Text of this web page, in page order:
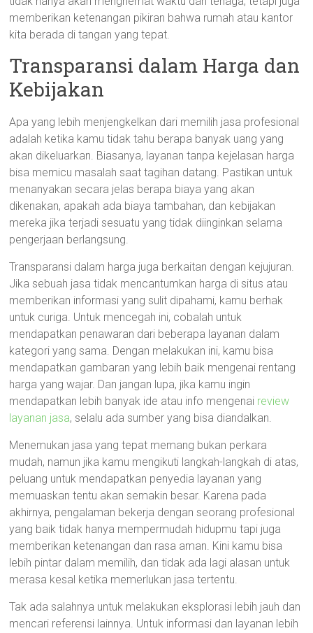
memberikan ketenangan pikiran bahwa rumah atau kantor
kita berada di tangan yang tepat.
Transparansi dalam Harga dan
Kebijakan
Apa yang lebih menjengkelkan dari memilih jasa profesional
adalah ketika kamu tidak tahu berapa banyak uang yang
akan dikeluarkan. Biasanya, layanan tanpa kejelasan harga
bisa memicu masalah saat tagihan datang. Pastikan untuk
menanyakan secara jelas berapa biaya yang akan
dikenakan, apakah ada biaya tambahan, dan kebijakan
mereka jika terjadi sesuatu yang tidak diinginkan selama
pengerjaan berlangsung.
Transparansi dalam harga juga berkaitan dengan kejujuran.
Jika sebuah jasa tidak mencantumkan harga di situs atau
memberikan informasi yang sulit dipahami, kamu berhak
untuk curiga. Untuk mencegah ini, cobalah untuk
mendapatkan penawaran dari beberapa layanan dalam
kategori yang sama. Dengan melakukan ini, kamu bisa
mendapatkan gambaran yang lebih baik mengenai rentang
harga yang wajar. Dan jangan lupa, jika kamu ingin
mendapatkan lebih banyak ide atau info mengenai review
layanan jasa, selalu ada sumber yang bisa diandalkan.
Menemukan jasa yang tepat memang bukan perkara
mudah, namun jika kamu mengikuti langkah-langkah di atas,
peluang untuk mendapatkan penyedia layanan yang
memuaskan tentu akan semakin besar. Karena pada
akhirnya, pengalaman bekerja dengan seorang profesional
yang baik tidak hanya mempermudah hidupmu tapi juga
memberikan ketenangan dan rasa aman. Kini kamu bisa
lebih pintar dalam memilih, dan tidak ada lagi alasan untuk
merasa kesal ketika memerlukan jasa tertentu.
Tak ada salahnya untuk melakukan eksplorasi lebih jauh dan
mencari referensi lainnya. Untuk informasi dan layanan lebih